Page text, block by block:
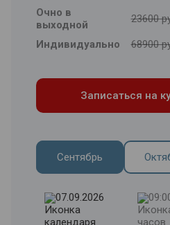
Очно в
выходной
23600
Индивидуально 68900
Записаться на
Сентябрь
07.09.2026